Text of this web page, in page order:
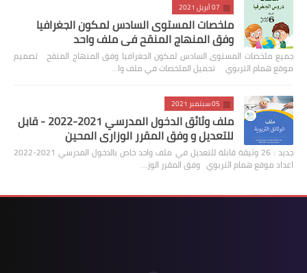
07 أبريل 2021
ملخصات المستوى السادس لمكون الجغرافيا
وفق المنهاج المنقح في ملف واحد
جميع ملخصات المستوى السادس لمكون الجغرافيا وفق المنهاج المنقح تصميم
موقع همام التربوي تحميل الملخصات في ملف وا…
05 سبتمبر 2021
ملف وثائق الدخول المدرسي 2021-2022 - قابل
للتعديل و وفق المقرر الوزاري المحين
جديد : 26 وثيقة قابلة للتعديل في ملف واحد خاص بالدخول المدرسي 2021-2022
اعداد موقع همام التربوي وفق المقرر الوز…